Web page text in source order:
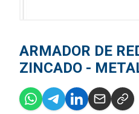
ARMADOR DE
ZINCADO -